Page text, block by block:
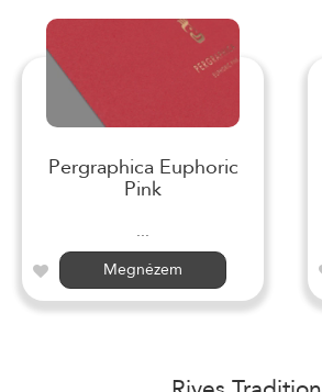
Pergraphica Euphoric
Pink
...
Megnézem